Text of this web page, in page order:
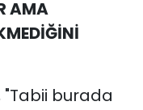
AMA
burada